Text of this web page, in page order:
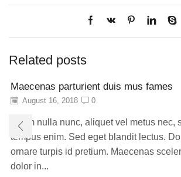
Related posts
Maecenas parturient duis mus fames
August 16, 2018 0
Etiam nulla nunc, aliquet vel metus nec,
tempus enim. Sed eget blandit lectus.
ornare turpis id pretium. Maecenas
dolor in...